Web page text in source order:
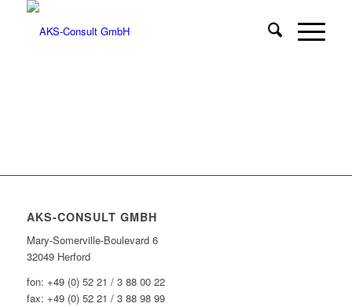
AKS-CONSULT GMBH
Mary-Somerville-Boulevard 6
32049 Herford
fon: +49 (0) 52 21 / 3 88 00 22
fax: +49 (0) 52 21 / 3 88 98 99